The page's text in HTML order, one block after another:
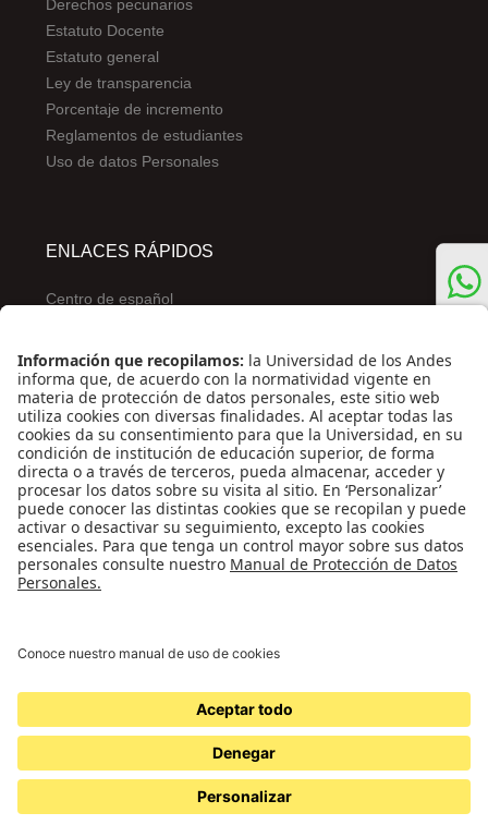
Derechos pecunarios
Estatuto Docente
Estatuto general
Ley de transparencia
Porcentaje de incremento
Reglamentos de estudiantes
Uso de datos Personales
ENLACES RÁPIDOS
Centro de español
Convivencia y transparencia
Emergencias: Extensión 0000
Eventos destacados
Mapa del Sitio
Multimedia
Noticias
Preguntas frecuentes
Reconocimiento como Universidad: Decreto 1297 del 30 de mayo de 1964.
Reconocimiento personería jurídica: Resolución 28 del 23 de febrero de 1949